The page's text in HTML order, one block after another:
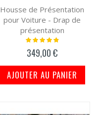
Housse de Présentation
pour Voiture - Drap de
présentation
Notation:
349,00 €
AJOUTER AU PANIER